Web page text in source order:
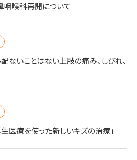
咽喉科再開について
ないことはない上肢の痛み、しびれ、
医療を使った新しいキズの治療」